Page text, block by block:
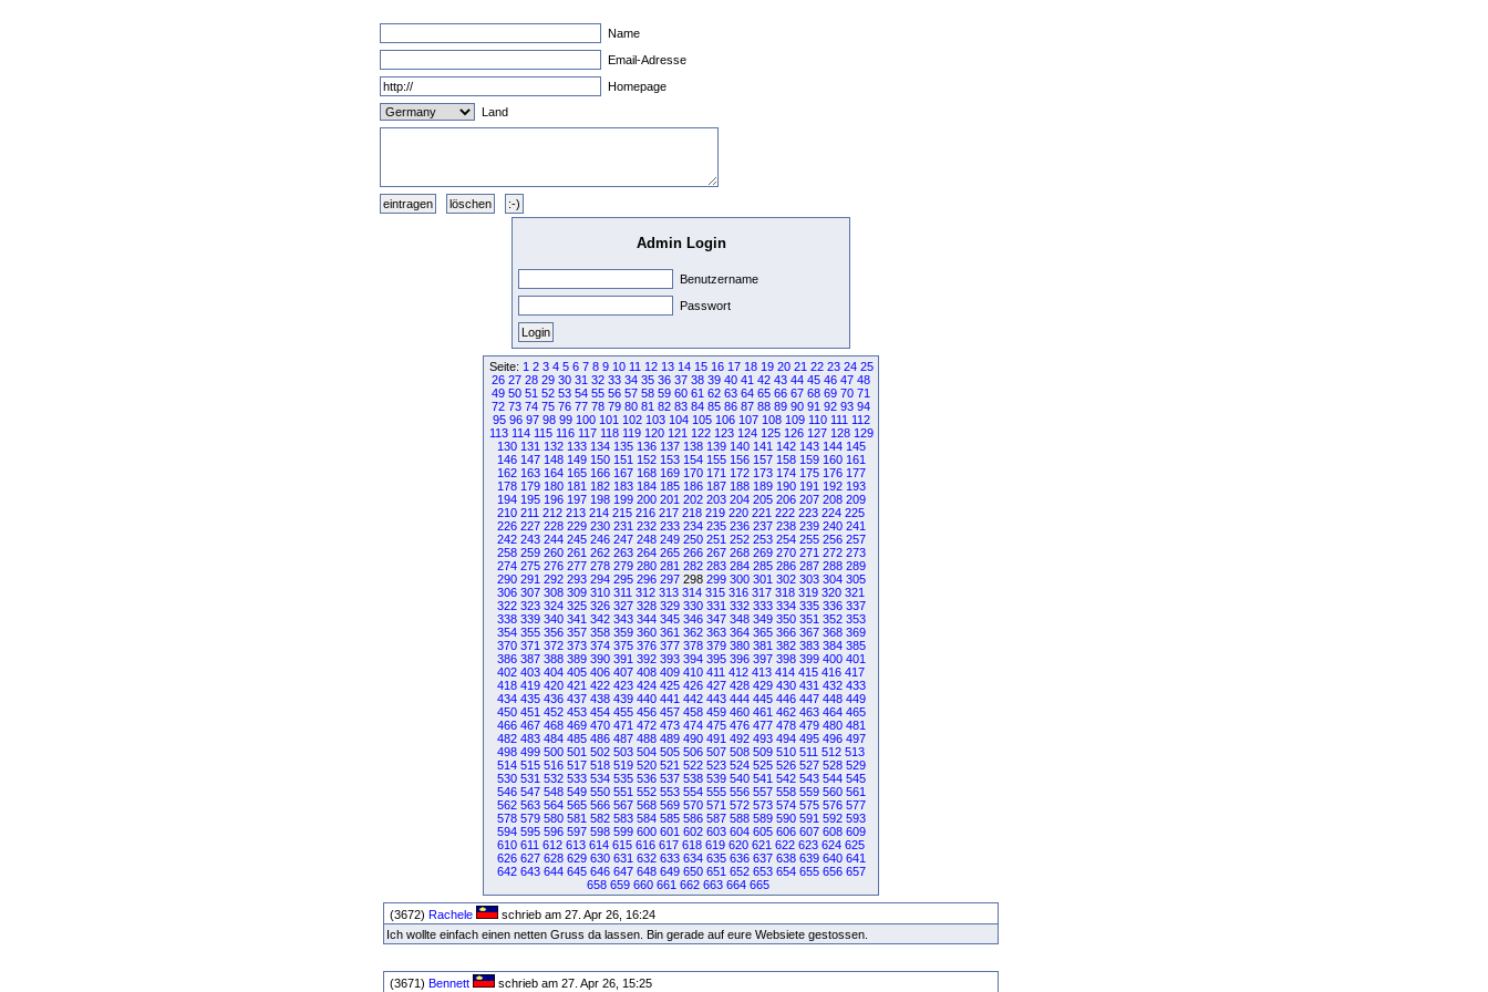
Name
Email-Adresse
Homepage
Land
Admin Login
Benutzername
Passwort
Seite: 1 2 3 4 5 6 7 8 9 10 11 12 13 14 15 16 17 18 19 20 21 22 23 24 25
26 27 28 29 30 31 32 33 34 35 36 37 38 39 40 41 42 43 44 45 46 47 48
49 50 51 52 53 54 55 56 57 58 59 60 61 62 63 64 65 66 67 68 69 70 71
72 73 74 75 76 77 78 79 80 81 82 83 84 85 86 87 88 89 90 91 92 93 94
95 96 97 98 99 100 101 102 103 104 105 106 107 108 109 110 111 112
113 114 115 116 117 118 119 120 121 122 123 124 125 126 127 128 129
130 131 132 133 134 135 136 137 138 139 140 141 142 143 144 145
146 147 148 149 150 151 152 153 154 155 156 157 158 159 160 161
162 163 164 165 166 167 168 169 170 171 172 173 174 175 176 177
178 179 180 181 182 183 184 185 186 187 188 189 190 191 192 193
194 195 196 197 198 199 200 201 202 203 204 205 206 207 208 209
210 211 212 213 214 215 216 217 218 219 220 221 222 223 224 225
226 227 228 229 230 231 232 233 234 235 236 237 238 239 240 241
242 243 244 245 246 247 248 249 250 251 252 253 254 255 256 257
258 259 260 261 262 263 264 265 266 267 268 269 270 271 272 273
274 275 276 277 278 279 280 281 282 283 284 285 286 287 288 289
290 291 292 293 294 295 296 297298 299 300 301 302 303 304 305
306 307 308 309 310 311 312 313 314 315 316 317 318 319 320 321
322 323 324 325 326 327 328 329 330 331 332 333 334 335 336 337
338 339 340 341 342 343 344 345 346 347 348 349 350 351 352 353
354 355 356 357 358 359 360 361 362 363 364 365 366 367 368 369
370 371 372 373 374 375 376 377 378 379 380 381 382 383 384 385
386 387 388 389 390 391 392 393 394 395 396 397 398 399 400 401
402 403 404 405 406 407 408 409 410 411 412 413 414 415 416 417
418 419 420 421 422 423 424 425 426 427 428 429 430 431 432 433
434 435 436 437 438 439 440 441 442 443 444 445 446 447 448 449
450 451 452 453 454 455 456 457 458 459 460 461 462 463 464 465
466 467 468 469 470 471 472 473 474 475 476 477 478 479 480 481
482 483 484 485 486 487 488 489 490 491 492 493 494 495 496 497
498 499 500 501 502 503 504 505 506 507 508 509 510 511 512 513
514 515 516 517 518 519 520 521 522 523 524 525 526 527 528 529
530 531 532 533 534 535 536 537 538 539 540 541 542 543 544 545
546 547 548 549 550 551 552 553 554 555 556 557 558 559 560 561
562 563 564 565 566 567 568 569 570 571 572 573 574 575 576 577
578 579 580 581 582 583 584 585 586 587 588 589 590 591 592 593
594 595 596 597 598 599 600 601 602 603 604 605 606 607 608 609
610 611 612 613 614 615 616 617 618 619 620 621 622 623 624 625
626 627 628 629 630 631 632 633 634 635 636 637 638 639 640 641
642 643 644 645 646 647 648 649 650 651 652 653 654 655 656 657
658 659 660 661 662 663 664 665
(3672) Rachele
schrieb am 27. Apr 26, 16:24
Ich wollte einfach einen netten Gruss da lassen. Bin gerade auf eure Websiete gestossen.
(3671) Bennett schrieb am 27. Apr 26, 15:25